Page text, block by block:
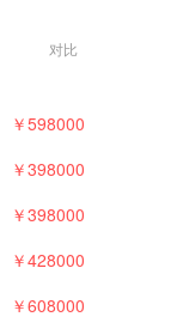
对比
￥598000
￥398000
￥398000
￥428000
￥608000